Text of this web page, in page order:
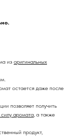
из оригинальных
остается даже после
позволяет получить
аромата, а также
продукт,